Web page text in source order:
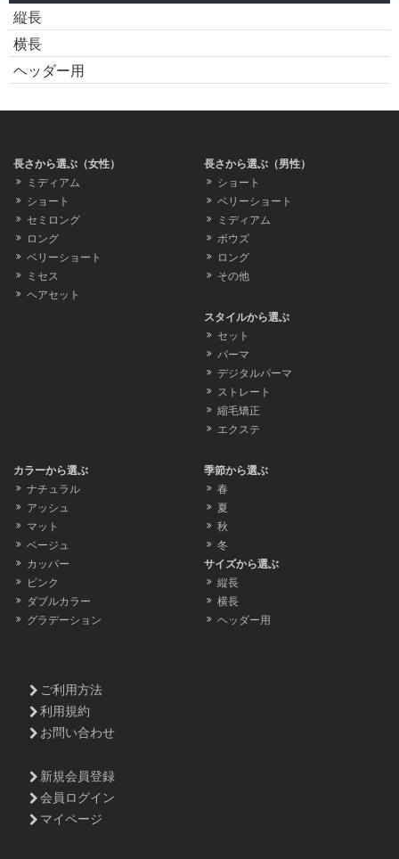
縦長
横長
ヘッダー用
長さから選ぶ（女性）
ミディアム
ショート
セミロング
ロング
ベリーショート
ミセス
ヘアセット
長さから選ぶ（男性）
ショート
ベリーショート
ミディアム
ボウズ
ロング
その他
スタイルから選ぶ
セット
パーマ
デジタルパーマ
ストレート
縮毛矯正
エクステ
カラーから選ぶ
ナチュラル
アッシュ
マット
ベージュ
カッパー
ピンク
ダブルカラー
グラデーション
季節から選ぶ
春
夏
秋
冬
サイズから選ぶ
縦長
横長
ヘッダー用
ご利用方法
利用規約
お問い合わせ
新規会員登録
会員ログイン
マイページ